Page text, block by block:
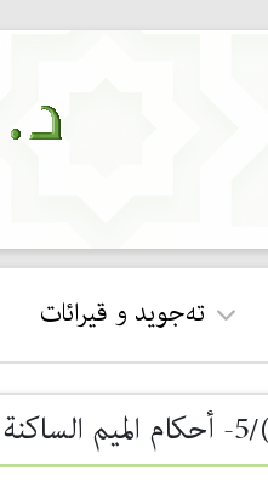
تەجوید و قیرائات
ئجازەی قورئان خوێندن
جوان خوێندنەوەی سوڕەتی